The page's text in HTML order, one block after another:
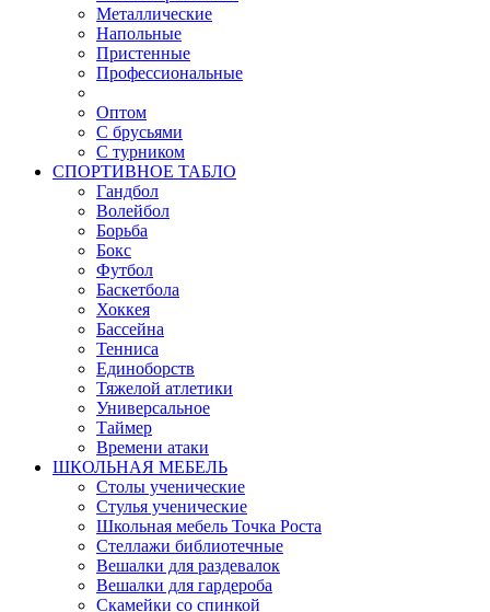
Металлические
Напольные
Пристенные
Профессиональные
Оптом
С брусьями
С турником
СПОРТИВНОЕ ТАБЛО
Гандбол
Волейбол
Борьба
Бокс
Футбол
Баскетбола
Хоккея
Бассейна
Тенниса
Единоборств
Тяжелой атлетики
Универсальное
Таймер
Времени атаки
ШКОЛЬНАЯ МЕБЕЛЬ
Столы ученические
Стулья ученические
Школьная мебель Точка Роста
Стеллажи библиотечные
Вешалки для раздевалок
Вешалки для гардероба
Скамейки со спинкой